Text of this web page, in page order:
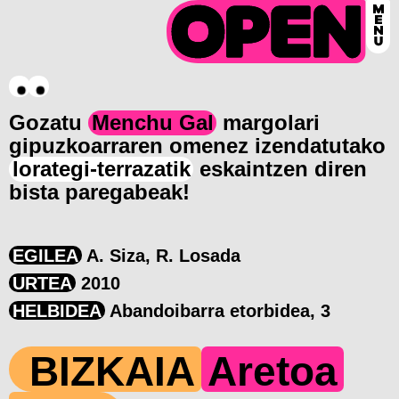
Gozatu Menchu Gal margolari
gipuzkoarraren omenez izendatutako
lorategi-terrazatik eskaintzen diren
bista paregabeak!
EGILEA A. Siza, R. Losada
URTEA 2010
HELBIDEA Abandoibarra etorbidea, 3
BIZKAIA Aretoa